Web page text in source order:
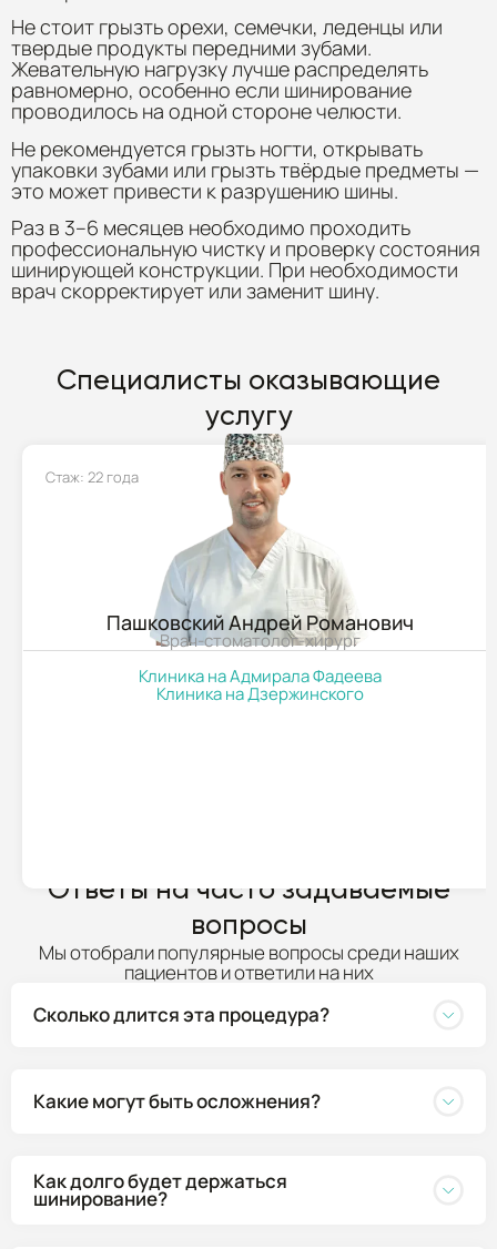
Не стоит грызть орехи, семечки, леденцы или
твердые продукты передними зубами.
Жевательную нагрузку лучше распределять
равномерно, особенно если шинирование
проводилось на одной стороне челюсти.
Не рекомендуется грызть ногти, открывать
упаковки зубами или грызть твёрдые предметы —
это может привести к разрушению шины.
Раз в 3–6 месяцев необходимо проходить
профессиональную чистку и проверку состояния
шинирующей конструкции. При необходимости
врач скорректирует или заменит шину.
Специалисты оказывающие
услугу
Стаж: 22 года
Пашковский Андрей Романович
Врач-стоматолог-хирург
Клиника на Адмирала Фадеева
Клиника на Дзержинского
Ответы на часто задаваемые
вопросы
Мы отобрали популярные вопросы среди наших
пациентов и ответили на них
Сколько длится эта процедура?
Какие могут быть осложнения?
Как долго будет держаться
шинирование?